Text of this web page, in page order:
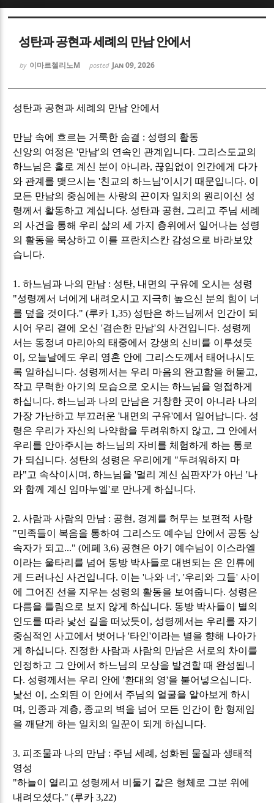
성탄과 공현과 세례의 만남 안에서
by 이마르첼리노M posted Jan 09, 2026
성탄과 공현과 세례의 만남 안에서
만남 속에 흐르는 거룩한 숨결 : 성령의 활동
신앙의 여정은'만남'의 연속인 관계입니다. 그리스도교의
하느님은 홀로 계신 분이 아니라, 끊임없이 인간에게 다가
와 관계를 맺으시는'친교의 하느님'이시기 때문입니다. 이
모든 만남의 중심에는 사랑의 끈이자 일치의 원리이신 성
령께서 활동하고 계십니다. 성탄과 공현 , 그리고 주님 세례
의 사건을 통해 우리 삶의 세 가지 층위에서 일어나는 성령
의 활동을 묵상하고 이를 프란치스칸 감성으로 바라보았
습니다.
1.하느님과 나의 만남 : 성탄, 내면의 구유에 오시는 성령
"성령께서 너에게 내려오시고 지극히 높으신 분의 힘이 너
를 덮을 것이다." (루카 1,35) 성탄은 하느님께서 인간이 되
시어 우리 곁에 오신'겸손한 만남'의 사건입니다. 성령께
서는 동정녀 마리아의 태중에서 강생의 신비를 이루셨듯
이 , 오늘날에도 우리 영혼 안에 그리스도께서 태어나시도
록 일하십니다. 성령께서는 우리 마음의 완고함을 허물고,
작고 무력한 아기의 모습으로 오시는 하느님을 영접하게
하십니다.하느님과 나의 만남은 거창한 곳이 아니라 나의
가장 가난하고 부끄러운'내면의 구유'에서 일어납니다. 성
령은 우리가 자신의 나약함을 두려워하지 않고, 그 안에서
우리를 안아주시는 하느님의 자비를 체험하게 하는 통로
가 되십니다. 성탄의 성령은 우리에게 "두려워하지 마
라"고 속삭이시며 ,하느님을'멀리 계신 심판자'가 아닌'나
와 함께 계신 임마누엘'로 만나게 하십니다.
2.사람과 사람의 만남 : 공현 , 경계를 허무는 보편적 사랑
"민족들이 복음을 통하여 그리스도 예수님 안에서 공동 상
속자가 되고..." (에페3,6) 공현은 아기 예수님이 이스라엘
이라는 울타리를 넘어 동방 박사들로 대변되는 온 인류에
게 드러나신 사건입니다. 이는'나와 너', '우리와 그들'사이
에 그어진 선을 지우는 성령의 활동을 보여줍니다. 성령은
다름을 틀림으로 보지 않게 하십니다. 동방 박사들이 별의
인도를 따라 낯선 길을 떠났듯이 , 성령께서는 우리를 자기
중심적인 사고에서 벗어나'타인'이라는 별을 향해 나아가
게 하십니다. 진정한 사람과 사람의 만남은 서로의 차이를
인정하고 그 안에서 하느님의 모상을 발견할 때 완성됩니
다. 성령께서는 우리 안에'환대의 영'을 불어넣으십니다.
낯선 이 , 소외된 이 안에서 주님의 얼굴을 알아보게 하시
며 , 인종과 계층, 종교의 벽을 넘어 모든 인간이 한 형제임
을 깨닫게 하는 일치의 일꾼이 되게 하십니다.
3. 피조물과 나의 만남 : 주님 세례 , 성화된 물질과 생태적
영성
"하늘이 열리고 성령께서 비둘기 같은 형체로 그분 위에
내려오셨다." (루카3,22)
Sketchbook5, 스케치북5
Sketchbook5, 스케치북5
Sketchbook5, 스케치북5
Sketchbook5, 스케치북5